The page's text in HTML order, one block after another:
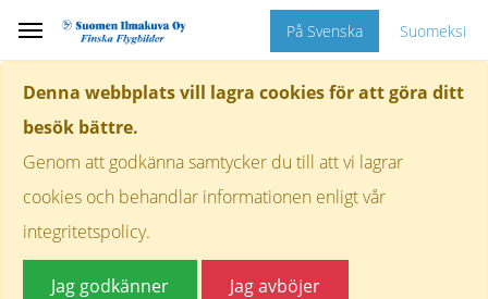
Denna webbplats vill lagra cookies för att göra ditt
besök bättre.
Genom att godkänna samtycker du till att vi lagrar
cookies och behandlar informationen enligt vår
integritetspolicy.
Jag godkänner Jag avböjer
På Svenska Suomeksi